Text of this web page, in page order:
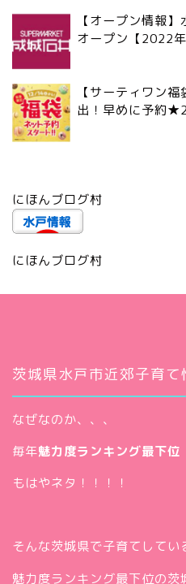
【オープン情報
オープン【2022
【サーティワン
出！早めに予約★
にほんブログ村
にほんブログ村
茨城県水戸市近郊子育て
なぜなのか、、、
毎年魅力度ランキング最下位
もはやネタ！！！！
そんな茨城県で子育てしてい
魅力度ランキング最下位の